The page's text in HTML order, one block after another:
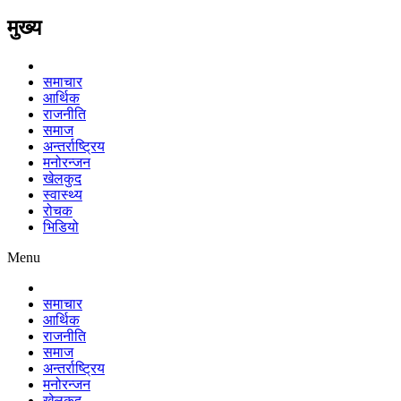
मुख्य
समाचार
आर्थिक
राजनीति
समाज
अन्तर्राष्ट्रिय
मनोरन्जन
खेलकुद
स्वास्थ्य
रोचक
भिडियो
Menu
समाचार
आर्थिक
राजनीति
समाज
अन्तर्राष्ट्रिय
मनोरन्जन